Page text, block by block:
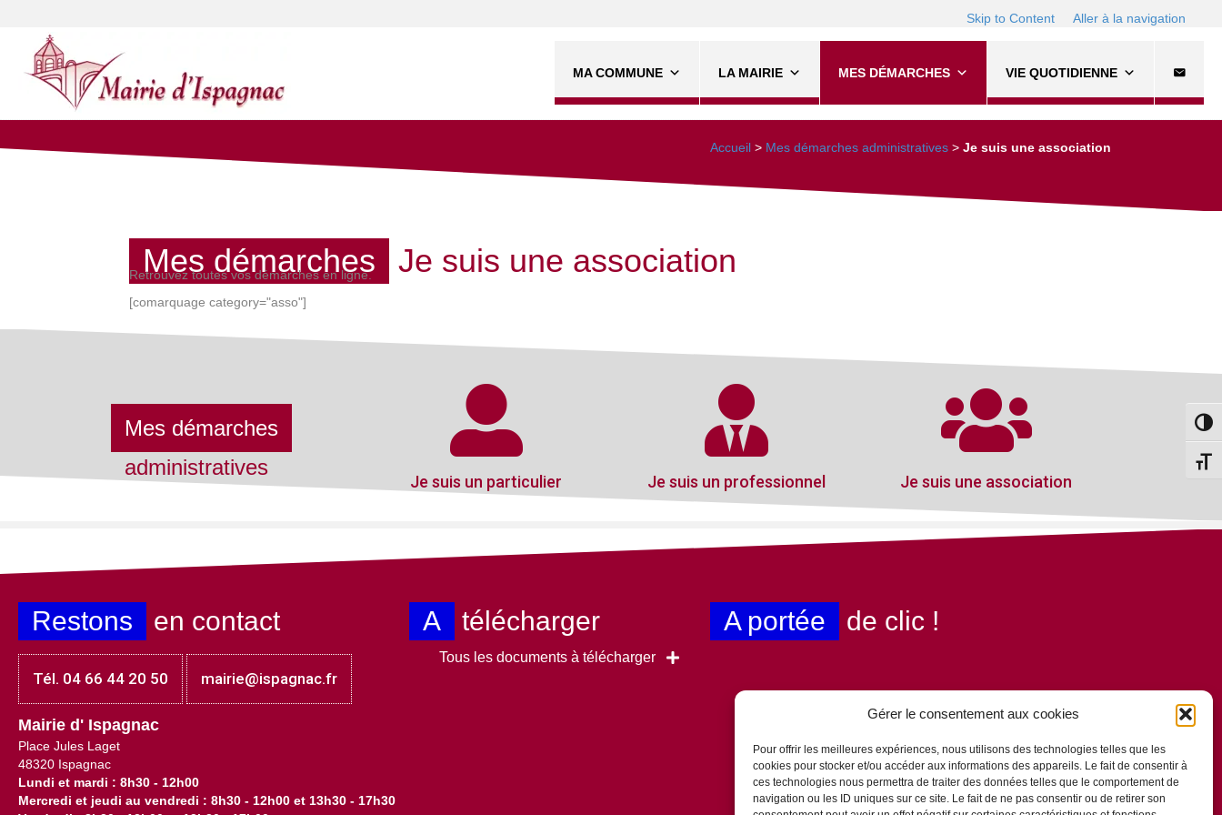
Gérer le consentement aux cookies
Pour offrir les meilleures expériences, nous utilisons des technologies telles que les
cookies pour stocker et/ou accéder aux informations des appareils. Le fait de consentir à
ces technologies nous permettra de traiter des données telles que le comportement de
navigation ou les ID uniques sur ce site. Le fait de ne pas consentir ou de retirer son
Skip to Content Aller à la navigation
MA COMMUNE LA MAIRIE MES DÉMARCHES VIE QUOTIDIENNE
Accueil > Mes démarches administratives > Je suis une association
Mes démarches Je suis une association
Retrouvez toutes vos démarches en ligne.
[comarquage category="asso"]
Mes démarches
administratives
Je suis un particulier Je suis un professionnel Je suis une association
Restons en contact
Tél. 04 66 44 20 50 mairie@ispagnac.fr
Mairie d' Ispagnac
Place Jules Laget
48320 Ispagnac
Lundi et mardi : 8h30 - 12h00
Mercredi et jeudi au vendredi : 8h30 - 12h00 et 13h30 - 17h30
A télécharger
Tous les documents à télécharger
A portée de clic !